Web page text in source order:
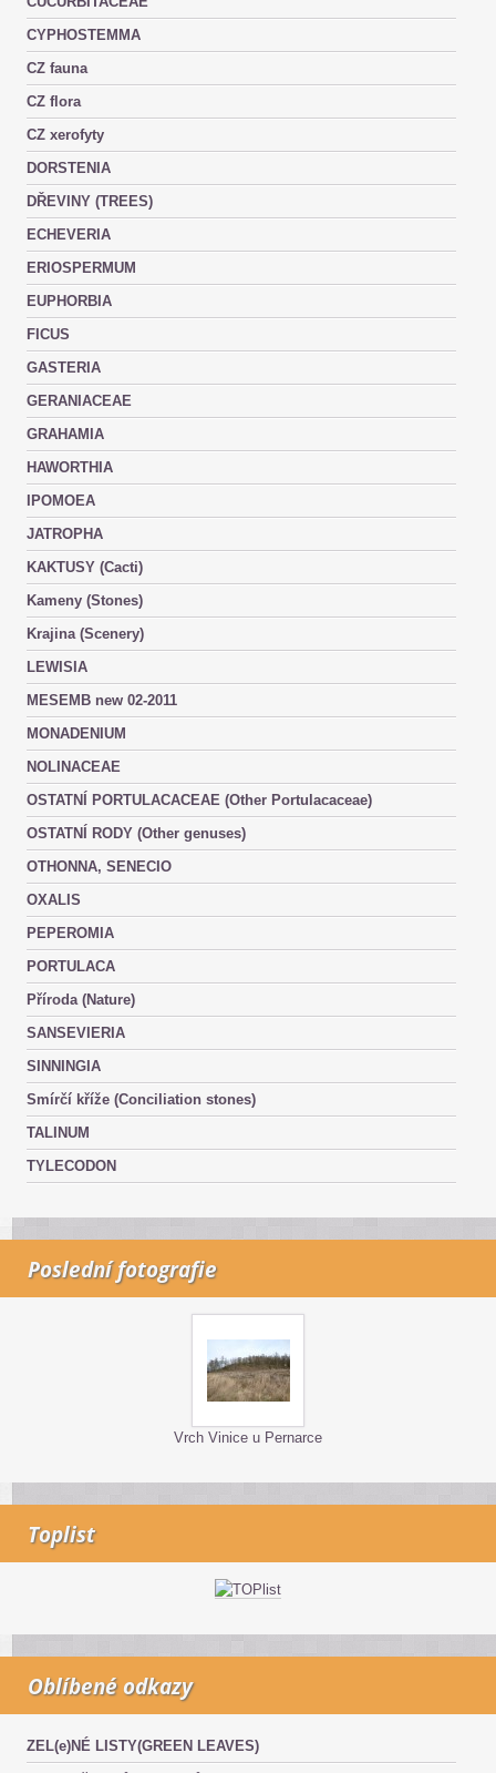
CYPHOSTEMMA
CZ fauna
CZ flora
CZ xerofyty
DORSTENIA
DŘEVINY (TREES)
ECHEVERIA
ERIOSPERMUM
EUPHORBIA
FICUS
GASTERIA
GERANIACEAE
GRAHAMIA
HAWORTHIA
IPOMOEA
JATROPHA
KAKTUSY (Cacti)
Kameny (Stones)
Krajina (Scenery)
LEWISIA
MESEMB new 02-2011
MONADENIUM
NOLINACEAE
OSTATNÍ PORTULACACEAE (Other Portulacaceae)
OSTATNÍ RODY (Other genuses)
OTHONNA, SENECIO
OXALIS
PEPEROMIA
PORTULACA
Příroda (Nature)
SANSEVIERIA
SINNINGIA
Smírčí kříže (Conciliation stones)
TALINUM
TYLECODON
Poslední fotografie
Vrch Vinice u Pernarce
Toplist
Oblíbené odkazy
ZEL(e)NÉ LISTY(GREEN LEAVES)